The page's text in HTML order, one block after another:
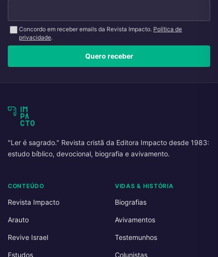
Concordo em receber emails da Revista Impacto. Política de
privacidade.
Quero receber
"Ler é sagrado." Revista cristã da Editora Impacto desde 1983:
estudo bíblico, devocional, biografia e avivamento.
CONTEÚDO
Revista Impacto
Arauto
Revive Israel
Estudos
VIDAS & HISTÓRIA
Biografias
Avivamentos
Testemunhos
Colunistas